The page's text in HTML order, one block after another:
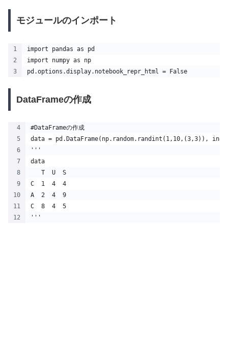
モジュールのインポート
import pandas as pd
import numpy as np
pd.options.display.notebook_repr_html = False
DataFrameの作成
#DataFrameの作成
data = pd.DataFrame(np.random.randint(1,10,(3,3)),
'''
data
   T  U  S
C  1  4  4
A  2  4  9
C  8  4  5
'''